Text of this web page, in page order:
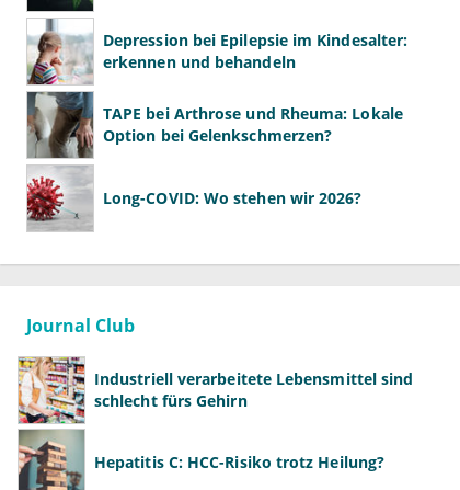
Depression bei Epilepsie im Kindesalter:
erkennen und behandeln
TAPE bei Arthrose und Rheuma: Lokale
Option bei Gelenkschmerzen?
Long-COVID: Wo stehen wir 2026?
Journal Club
Industriell verarbeitete Lebensmittel sind
schlecht fürs Gehirn
Hepatitis C: HCC-Risiko trotz Heilung?